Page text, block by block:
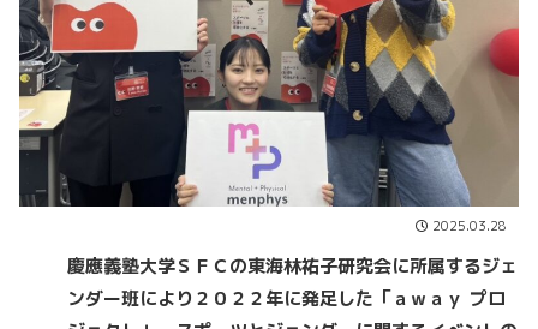
2025.03.28
慶應義塾大学ＳＦＣの東海林祐子研究会に所属するジェ
ンダー班により２０２２年に発足した「ａｗａｙ プロ